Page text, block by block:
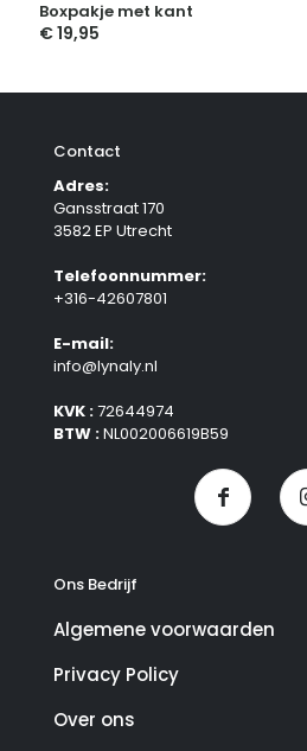
Boxpakje met kant
€19,95
Contact
Adres:
Gansstraat 170
3582 EP Utrecht
Telefoonnummer:
+316-42607801
E-mail:
info@lynaly.nl
KVK :72644974
BTW :NL002006619B59
Ons Bedrijf
Algemene voorwaarden
Privacy Policy
Over ons